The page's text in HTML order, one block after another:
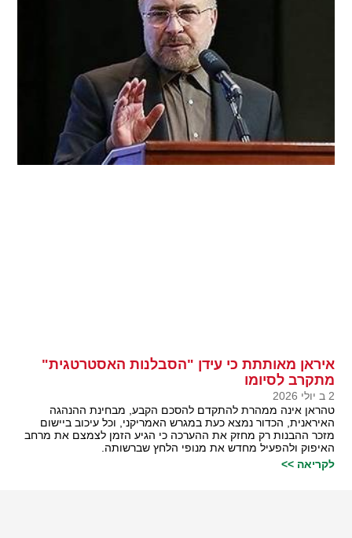
איראן מאותתת כי עידן "הסבלנות האסטרטגית"
מתקרב לסיומו
2 ב יולי 2026
טהראן אינה ממהרת להתקדם להסכם הקבע, מבחינת ההנהגה
האיראנית, הכדור נמצא כעת במגרש האמריקני, וכל עיכוב ביישום
מזכר ההבנות רק מחזק את ההערכה כי הגיע הזמן לצמצם את מרחב
האיפוק ולהפעיל מחדש את מנופי הלחץ שברשותה.
לקריאה >>